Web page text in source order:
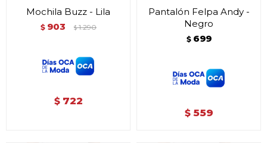
Mochila Buzz - Lila
$ 903 $ 1.290
$ 722
Pantalón Felpa Andy -
Negro
$ 699
$ 559